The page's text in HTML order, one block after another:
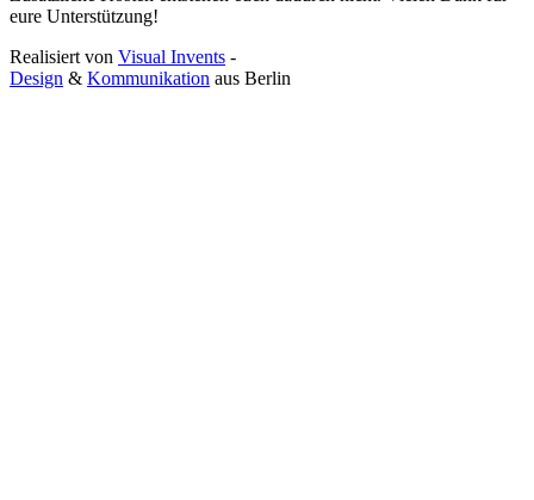
eure Unterstützung!
Realisiert von Visual Invents -
Design & Kommunikation aus Berlin